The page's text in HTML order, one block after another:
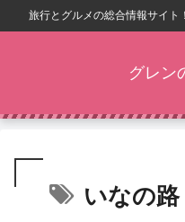
旅行とグルメの総合情報サイト
グレン
いなの路